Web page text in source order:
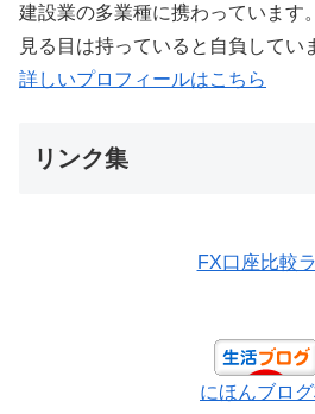
建設業の多業種に携わっています
見る目は持っていると自負してい
詳しいプロフィールはこちら
リンク集
FX口座比較
にほんブロ